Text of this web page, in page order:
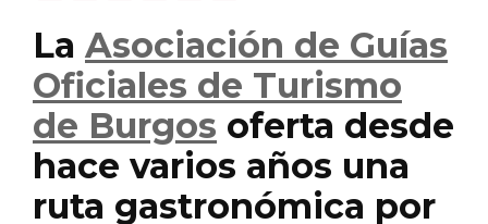
La Asociación de Guías
Oficiales de Turismo
de Burgos oferta desde
hace varios años una
ruta gastronómica por